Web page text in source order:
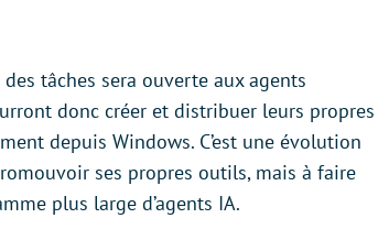
tâches sera ouverte aux agents
donc créer et distribuer leurs propres
depuis Windows. C’est une évolution
ses propres outils, mais à faire
plus large d’agents IA.